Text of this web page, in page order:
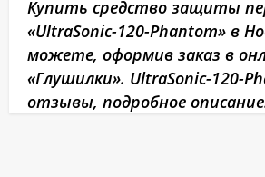
Купить средство защиты
«UltraSonic-120-Рhantom» в
можете, оформив заказ в
«Глушилки». UltraSonic-120-
отзывы, подробное